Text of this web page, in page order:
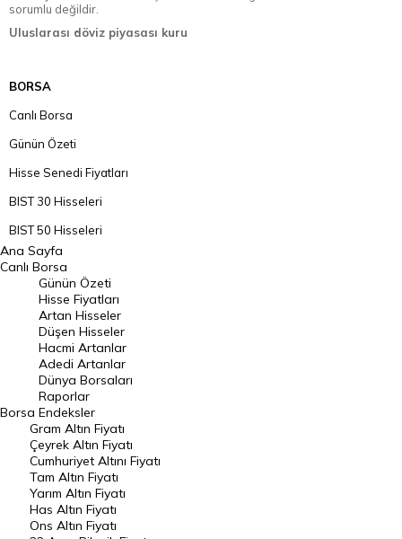
sorumlu değildir.
Uluslarası döviz piyasası kuru
BORSA
Canlı Borsa
Günün Özeti
Hisse Senedi Fiyatları
BIST 30 Hisseleri
BIST 50 Hisseleri
BIST 100 Hisseleri
En Çok Artan Hisseler
En Çok Düşen Hisseler
Hacmi Artanlar
Geçmiş Kapanışlar
Dünya Borsaları
Raporlar
Endeksler
DÖVİZ
Döviz Kuru
Ana Sayfa
Canlı Borsa
Borsa
Günün Özeti
Hisse Fiyatları
Artan Hisseler
Düşen Hisseler
Hacmi Artanlar
Adedi Artanlar
Dünya Borsaları
Raporlar
Endeksler
Gram Altın Fiyatı
Çeyrek Altın Fiyatı
Cumhuriyet Altını Fiyatı
Tam Altın Fiyatı
Yarım Altın Fiyatı
Has Altın Fiyatı
Ons Altın Fiyatı